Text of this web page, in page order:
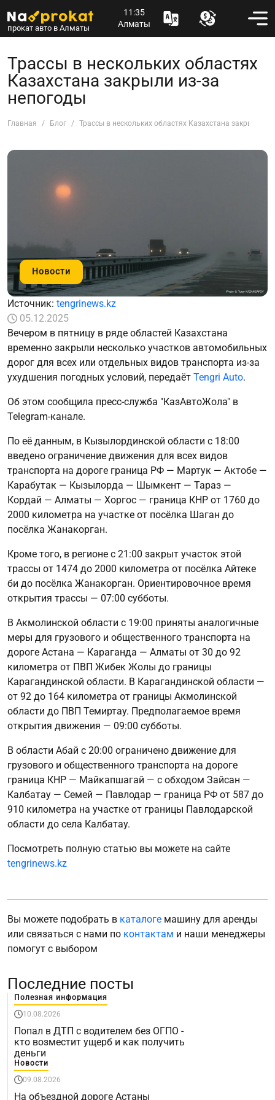
прокат авто в Алматы
11:35
Алматы
Трассы в нескольких областях
Казахстана закрыли из-за
непогоды
Главная Блог Трассы в нескольких областях Казахстана закрыли
Новости
Источник: tengrinews.kz
05.12.2025
Вечером в пятницу в ряде областей Казахстана
временно закрыли несколько участков автомобильных
дорог для всех или отдельных видов транспорта из-за
ухудшения погодных условий, передаёт Tengri Auto.
Об этом сообщила пресс-служба "КазАвтоЖола" в
Telegram-канале.
По её данным, в Кызылординской области с 18:00
введено ограничение движения для всех видов
транспорта на дороге граница РФ — Мартук — Актобе —
Карабутак — Кызылорда — Шымкент — Тараз —
Кордай — Алматы — Хоргос — граница КНР от 1760 до
2000 километра на участке от посёлка Шаган до
посёлка Жанакорган.
Кроме того, в регионе с 21:00 закрыт участок этой
трассы от 1474 до 2000 километра от посёлка Айтеке
би до посёлка Жанакорган. Ориентировочное время
открытия трассы — 07:00 субботы.
В Акмолинской области с 19:00 приняты аналогичные
меры для грузового и общественного транспорта на
дороге Астана — Караганда — Алматы от 30 до 92
километра от ПВП Жибек Жолы до границы
Карагандинской области. В Карагандинской области —
от 92 до 164 километра от границы Акмолинской
области до ПВП Темиртау. Предполагаемое время
открытия движения — 09:00 субботы.
В области Абай с 20:00 ограничено движение для
грузового и общественного транспорта на дороге
граница КНР — Майкапшагай — с обходом Зайсан —
Калбатау — Семей — Павлодар — граница РФ от 587 до
910 километра на участке от границы Павлодарской
области до села Калбатау.
Посмотреть полную статью вы можете на сайте
tengrinews.kz
Вы можете подобрать в каталоге машину для аренды
или связаться с нами по контактам и наши менеджеры
помогут с выбором
Последние посты
Полезная информация
10.08.2026
Попал в ДТП с водителем без ОГПО -
кто возместит ущерб и как получить
деньги
Новости
09.08.2026
На объездной дороге Астаны